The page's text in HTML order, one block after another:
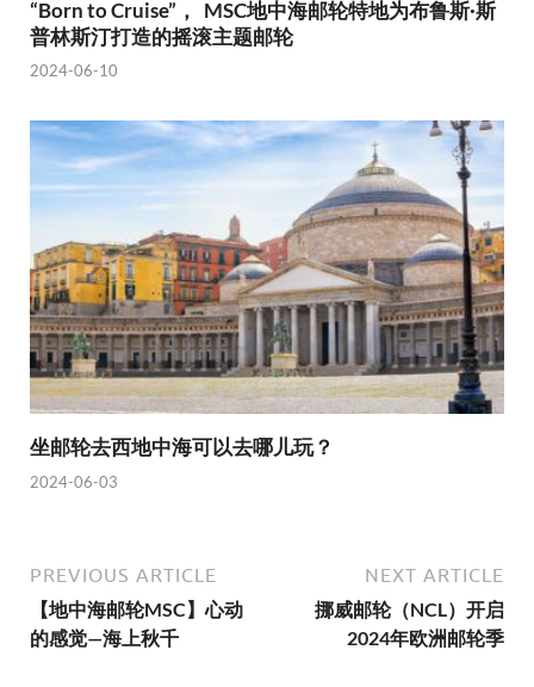
“Born to Cruise”， MSC地中海邮轮特地为布鲁斯·斯
普林斯汀打造的摇滚主题邮轮
2024-06-10
坐邮轮去西地中海可以去哪儿玩？
2024-06-03
PREVIOUS ARTICLE
【地中海邮轮MSC】心动
的感觉—海上秋千
NEXT ARTICLE
挪威邮轮（NCL）开启
2024年欧洲邮轮季